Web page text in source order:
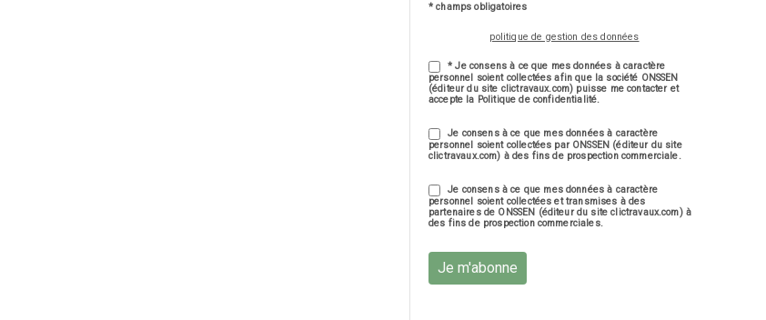
* champs obligatoires
politique de gestion des données
* Je consens à ce que mes données à caractère
personnel soient collectées afin que la société ONSSEN
(éditeur du site clictravaux.com) puisse me contacter et
accepte la Politique de confidentialité.
Je consens à ce que mes données à caractère
personnel soient collectées par ONSSEN (éditeur du site
clictravaux.com) à des fins de prospection commerciale.
Je consens à ce que mes données à caractère
personnel soient collectées et transmises à des
partenaires de ONSSEN (éditeur du site clictravaux.com) à
des fins de prospection commerciales.
Je m'abonne